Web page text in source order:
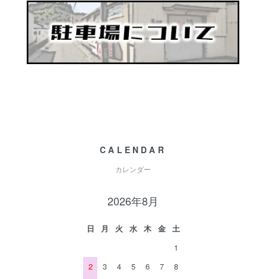
CALENDAR
カレンダー
2026年8月
日 月 火 水 木 金
土
1
2
3 4 5 6 7
8